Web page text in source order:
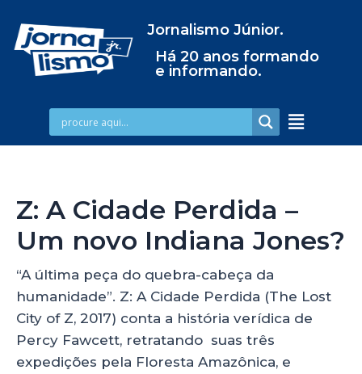
Jornalismo Júnior.
Há 20 anos formando
e informando.
Z: A Cidade Perdida –
Um novo Indiana Jones?
“A última peça do quebra-cabeça da
humanidade”. Z: A Cidade Perdida (The Lost
City of Z, 2017) conta a história verídica de
Percy Fawcett, retratando suas três
expedições pela Floresta Amazônica, e